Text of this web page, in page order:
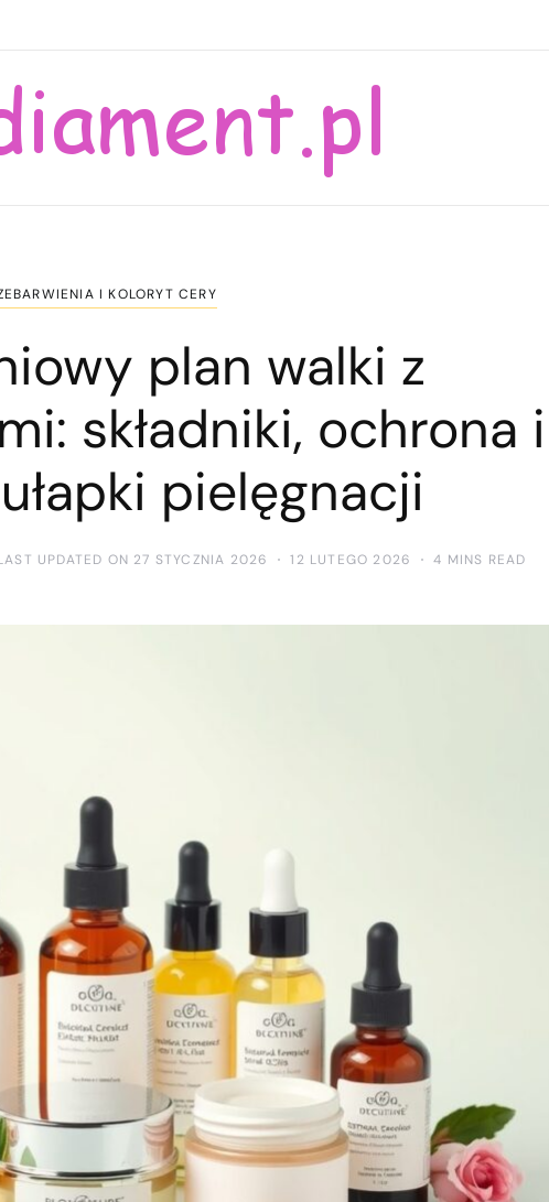
I KOLORYT CERY
plan walki z
składniki, ochrona i
pielęgnacji
UPDATED ON 27 STYCZNIA 2026 12 LUTEGO 2026 4 MINS READ